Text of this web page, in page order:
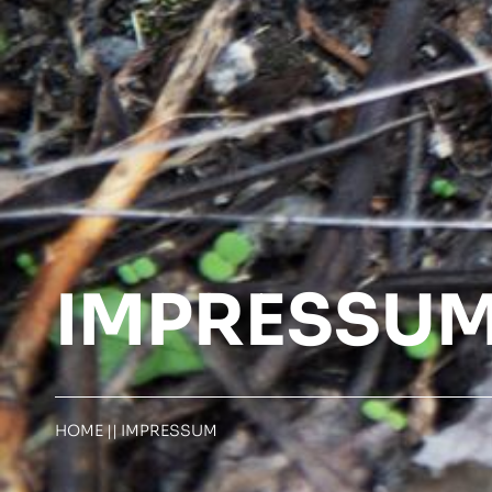
HOME|| IMPRESSUM